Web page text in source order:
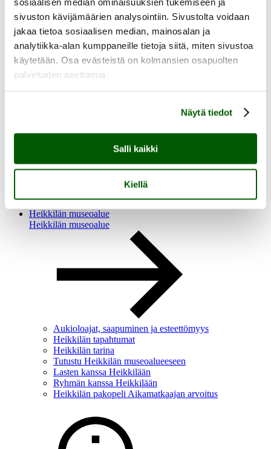
sivuston kävijämäärien analysointiin. Sivustolta voidaan
jakaa tietoa sosiaalisen median, mainosalan ja
analytiikka-alan kumppaneille tietoja siitä, miten sivustoa
käytetään. Osa evästeistä on kolmansien osapuolten
palveluiden asettamia.
Näytä tiedot
Salli kaikki
Kiellä
Taidekokoelma
Taideteolliset kokoelmat
Kulttuurihistoriallinen kokoelma
Kokoelmapalvelut
Meistä
Yhteystiedot
Taidemuseon ystävät
Heikkilän museoalue
Heikkilän museoalue
Aukioloajat, saapuminen ja esteettömyys
Heikkilän tapahtumat
Heikkilän tarina
Tutustu Heikkilän museoalueeseen
Lasten kanssa Heikkilään
Ryhmän kanssa Heikkilään
Heikkilän pakopeli Aikamatkaajan arvoitus